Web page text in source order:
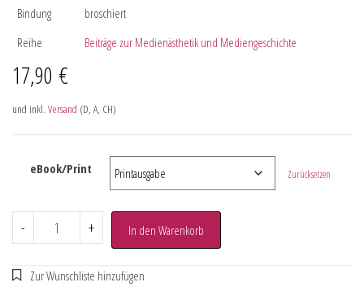
Bindung
broschiert
Reihe
Beiträge zur Medienästhetik und Mediengeschichte
17,90 €
und inkl. Versand (D, A, CH)
eBook/Print Zurücksetzen
- + In den Warenkorb